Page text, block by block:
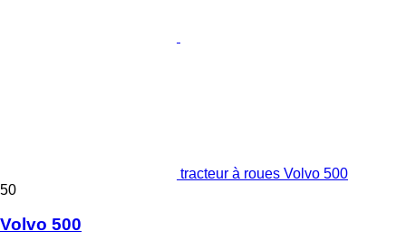
tracteur à roues Volvo 500
50
Volvo 500